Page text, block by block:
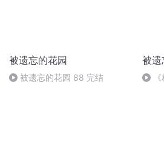
被遗忘的花园
被遗忘的花园 88 完结
被遗